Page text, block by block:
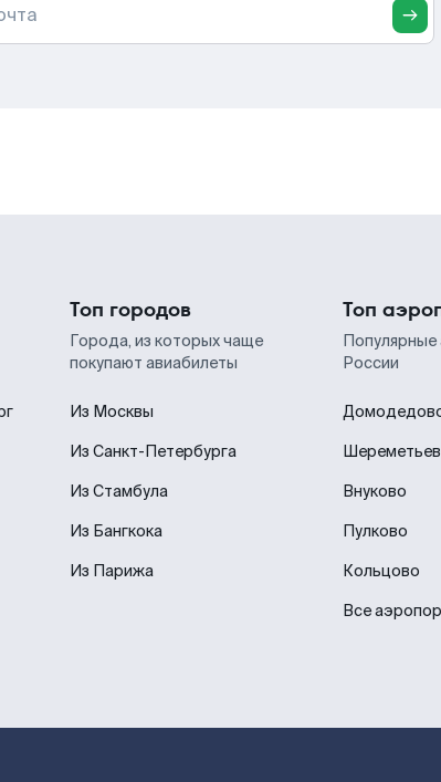
Топ городов
Города, из которых чаще
покупают авиабилеты
Из Москвы
Из Санкт-Петербурга
Из Стамбула
Из Бангкока
Из Парижа
Топ
России
Внуково
Пулково
Кольцово
Все